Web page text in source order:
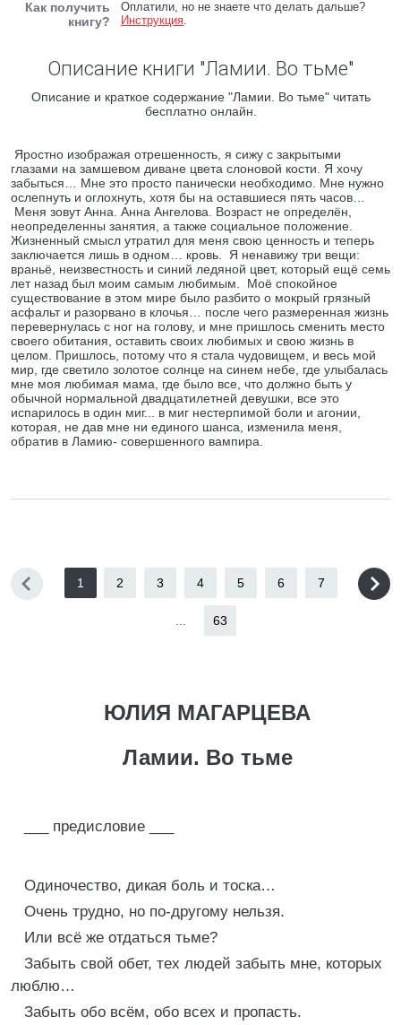
Как получить
книгу?
Оплатили, но не знаете что делать дальше?
Инструкция.
Описание книги "Ламии. Во тьме"
Описание и краткое содержание "Ламии. Во тьме" читать
бесплатно онлайн.
Яростно изображая отрешенность, я сижу с закрытыми
глазами на замшевом диване цвета слоновой кости. Я хочу
забыться… Мне это просто панически необходимо. Мне нужно
ослепнуть и оглохнуть, хотя бы на оставшиеся пять часов…
Меня зовут Анна. Анна Ангелова. Возраст не определён,
неопределенны занятия, а также социальное положение.
Жизненный смысл утратил для меня свою ценность и теперь
заключается лишь в одном… кровь. Я ненавижу три вещи:
враньё, неизвестность и синий ледяной цвет, который ещё семь
лет назад был моим самым любимым. Моё спокойное
существование в этом мире было разбито о мокрый грязный
асфальт и разорвано в клочья… после чего размеренная жизнь
перевернулась с ног на голову, и мне пришлось сменить место
своего обитания, оставить своих любимых и свою жизнь в
целом. Пришлось, потому что я стала чудовищем, и весь мой
мир, где светило золотое солнце на синем небе, где улыбалась
мне моя любимая мама, где было все, что должно быть у
обычной нормальной двадцатилетней девушки, все это
испарилось в один миг... в миг нестерпимой боли и агонии,
которая, не дав мне ни единого шанса, изменила меня,
обратив в Ламию- совершенного вампира.
1 2 3 4 5 6 7
63
ЮЛИЯ МАГАРЦЕВА
Ламии. Во тьме
___ предисловие ___
Одиночество, дикая боль и тоска…
Очень трудно, но по-другому нельзя.
Или всё же отдаться тьме?
Забыть свой обет, тех людей забыть мне, которых
люблю…
Забыть обо всём, обо всех и пропасть.